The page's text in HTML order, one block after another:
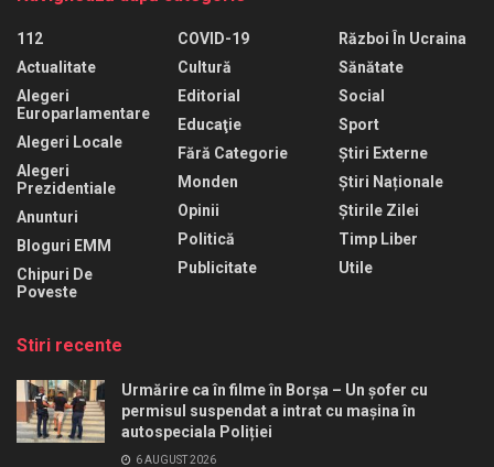
112
Actualitate
Alegeri
Europarlamentare
Alegeri Locale
Alegeri
Prezidentiale
Anunturi
Bloguri EMM
Chipuri De
Poveste
COVID-19
Cultură
Editorial
Educaţie
Fără Categorie
Monden
Opinii
Politică
Publicitate
Război În Ucraina
Sănătate
Social
Sport
Știri Externe
Știri Naționale
Știrile Zilei
Timp Liber
Utile
Stiri recente
Urmărire ca în filme în Borșa – Un șofer cu
permisul suspendat a intrat cu mașina în
autospeciala Poliției
6 AUGUST 2026